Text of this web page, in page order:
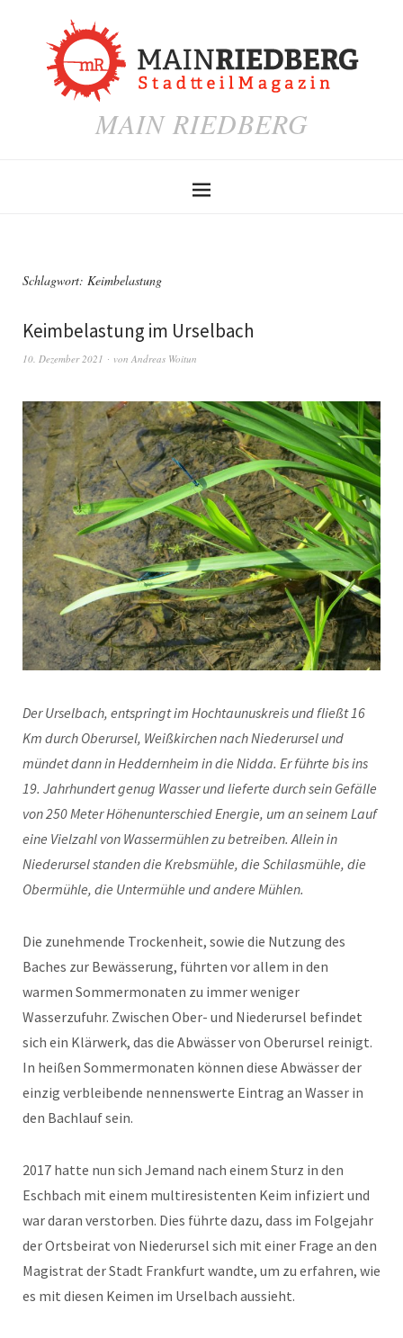
MAIN RIEDBERG
Schlagwort: Keimbelastung
Keimbelastung im Urselbach
10. Dezember 2021 von Andreas Woitun
Der Urselbach, entspringt im Hochtaunuskreis und fließt 16
Km durch Oberursel, Weißkirchen nach Niederursel und
mündet dann in Heddernheim in die Nidda. Er führte bis ins
19. Jahrhundert genug Wasser und lieferte durch sein Gefälle
von 250 Meter Höhenunterschied Energie, um an seinem Lauf
eine Vielzahl von Wassermühlen zu betreiben. Allein in
Niederursel standen die Krebsmühle, die Schilasmühle, die
Obermühle, die Untermühle und andere Mühlen.
Die zunehmende Trockenheit, sowie die Nutzung des
Baches zur Bewässerung, führten vor allem in den
warmen Sommermonaten zu immer weniger
Wasserzufuhr. Zwischen Ober- und Niederursel befindet
sich ein Klärwerk, das die Abwässer von Oberursel reinigt.
In heißen Sommermonaten können diese Abwässer der
einzig verbleibende nennenswerte Eintrag an Wasser in
den Bachlauf sein.
2017 hatte nun sich Jemand nach einem Sturz in den
Eschbach mit einem multiresistenten Keim infiziert und
war daran verstorben. Dies führte dazu, dass im Folgejahr
der Ortsbeirat von Niederursel sich mit einer Frage an den
Magistrat der Stadt Frankfurt wandte, um zu erfahren, wie
es mit diesen Keimen im Urselbach aussieht.